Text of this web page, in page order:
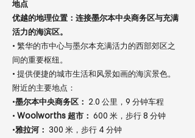
地点
优越的地理位置：连接墨尔本中央商务区与充满
活力的海滨区。
• 繁华的市中心与墨尔本充满活力的西部郊区之
间的重要枢纽。
• 提供便捷的城市生活和风景如画的海滨景色。
附近的主要地点：
•墨尔本中央商务区：
2.0 公里，9 分钟车程
• Woolworths 超市：
600 米，步行 8 分钟
•雅拉河：
300 米，步行 4 分钟